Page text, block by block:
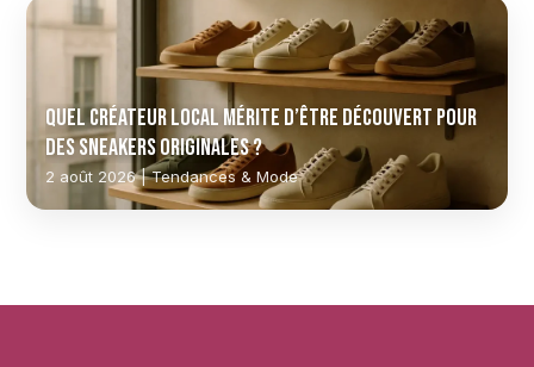
Quel créateur local mérite d’être découvert pour
des sneakers originales ?
2 août 2026 | Tendances & Mode